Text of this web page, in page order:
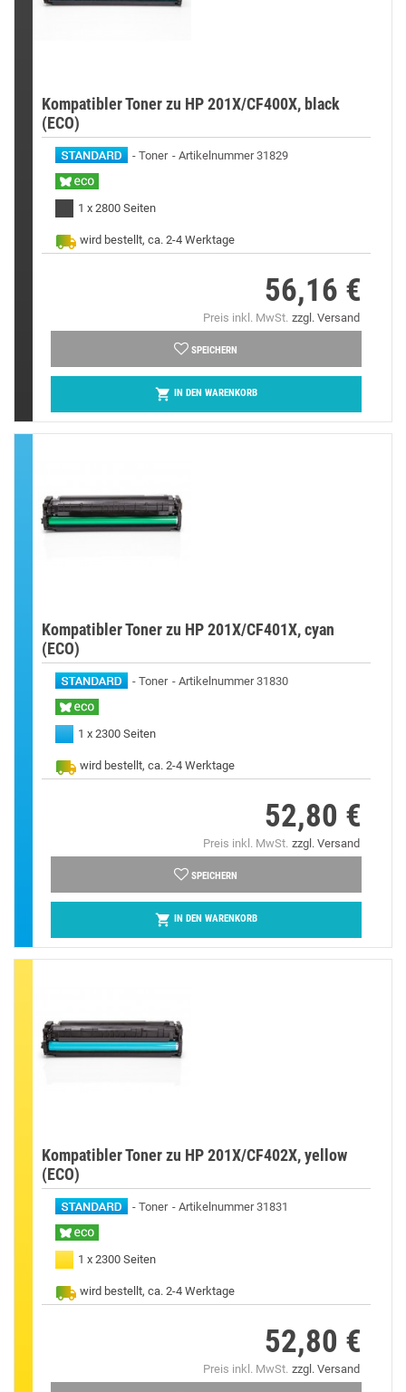
Kompatibler Toner zu HP 201X/CF400X, black
(ECO)
Toner Artikelnummer 31829
1 x 2800 Seiten
wird bestellt, ca. 2-4 Werktage
56,16 €
Preis inkl. MwSt. zzgl. Versand
SPEICHERN
 IN DEN WARENKORB
Kompatibler Toner zu HP 201X/CF401X, cyan
(ECO)
Toner Artikelnummer 31830
1 x 2300 Seiten
wird bestellt, ca. 2-4 Werktage
52,80 €
Preis inkl. MwSt. zzgl. Versand
SPEICHERN
 IN DEN WARENKORB
Kompatibler Toner zu HP 201X/CF402X, yellow
(ECO)
Toner Artikelnummer 31831
1 x 2300 Seiten
wird bestellt, ca. 2-4 Werktage
52,80 €
Preis inkl. MwSt. zzgl. Versand